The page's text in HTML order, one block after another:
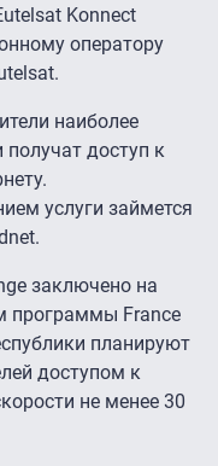
Konnect
оператору
наиболее
доступ к
услуги займется
заключено на
программы France
планируют
доступом к
не менее 30